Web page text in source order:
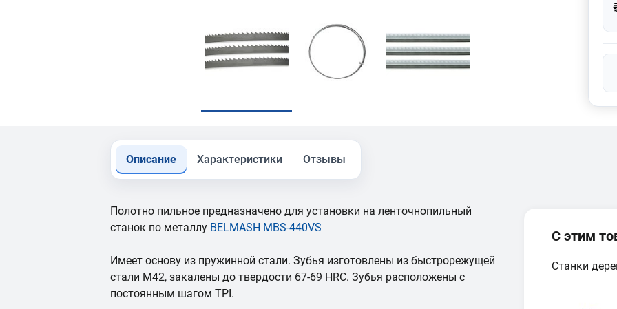
Описание Характеристики Отзывы
Полотно пильное предназначено для установки на ленточнопильный
станок по металлу BELMASH MBS-440VS
Имеет основу из пружинной стали. Зубья изготовлены из быстрорежущей
стали М42, закалены до твердости 67-69 HRC. Зубья расположены с
постоянным шагом TPI.
С этим
Станки